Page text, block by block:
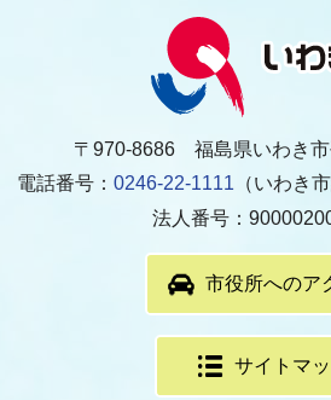
〒970-8686 福島県いわき
電話番号： 0246-22-1111 （いわき
法人番号：
市役所へのア
サイトマ